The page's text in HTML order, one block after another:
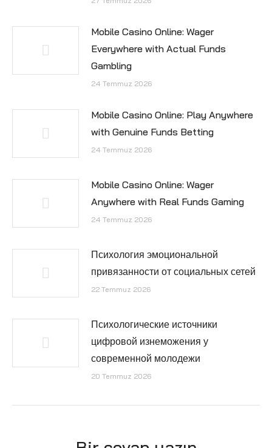
Mobile Casino Online: Wager
Everywhere with Actual Funds
Gambling
24 Temmuz 2026
Mobile Casino Online: Play Anywhere
with Genuine Funds Betting
24 Temmuz 2026
Mobile Casino Online: Wager
Anywhere with Real Funds Gaming
24 Temmuz 2026
Психология эмоциональной
привязанности от социальных сетей
22 Temmuz 2026
Психологические источники
цифровой изнеможения у
современной молодежи
20 Temmuz 2026